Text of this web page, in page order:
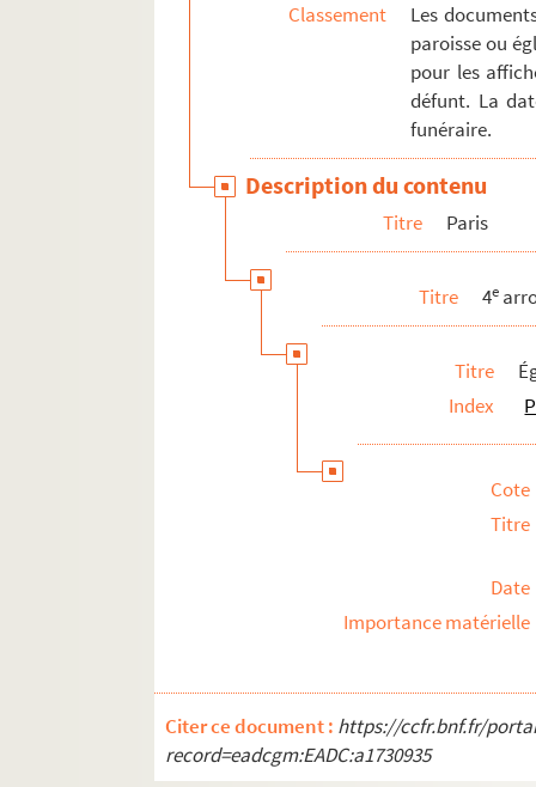
Classement
Les
paroisse ou
pour les
défunt. La
funéraire.
Description du contenu
Titre Paris
Titre 4e
Titre
Index
Cote
Titre
Date
Importance matérielle
Citer ce document : https://ccfr.bnf.fr/
record=eadcgm:EADC:a1730935